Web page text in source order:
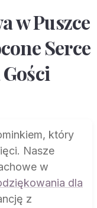
w Puszce
Serce
który
Nasze
w
dla
z